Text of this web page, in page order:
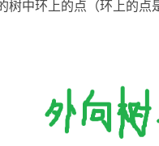
中环上的点（环上的点